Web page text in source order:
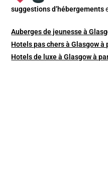
suggestions d’hébergements
Auberges de jeunesse à
Hotels pas chers à Glasgow à
Hotels de luxe à Glasgow à